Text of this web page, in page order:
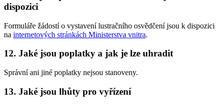
dispozici
Formuláře žádostí o vystavení lustračního osvědčení jsou k dispozici
na internetových stránkách Ministerstva vnitra.
12. Jaké jsou poplatky a jak je lze uhradit
Správní ani jiné poplatky nejsou stanoveny.
13. Jaké jsou lhůty pro vyřízení